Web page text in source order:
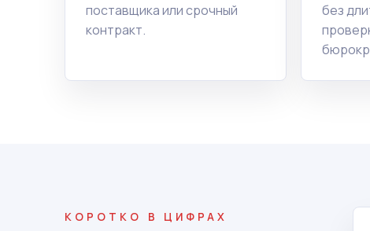
поставщика или срочный
контракт.
без
КОРОТКО В ЦИФРАХ